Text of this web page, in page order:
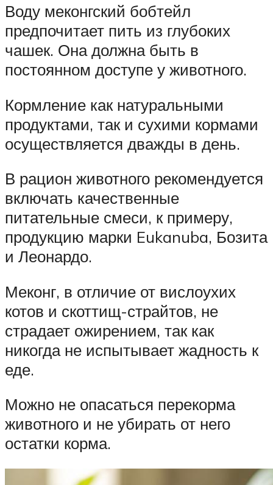
Воду меконгский бобтейл
предпочитает пить из глубоких
чашек. Она должна быть в
постоянном доступе у животного.
Кормление как натуральными
продуктами, так и сухими кормами
осуществляется дважды в день.
В рацион животного рекомендуется
включать качественные
питательные смеси, к примеру,
продукцию марки Eukanuba, Бозита
и Леонардо.
Меконг, в отличие от вислоухих
котов и скоттищ-страйтов, не
страдает ожирением, так как
никогда не испытывает жадность к
еде.
Можно не опасаться перекорма
животного и не убирать от него
остатки корма.